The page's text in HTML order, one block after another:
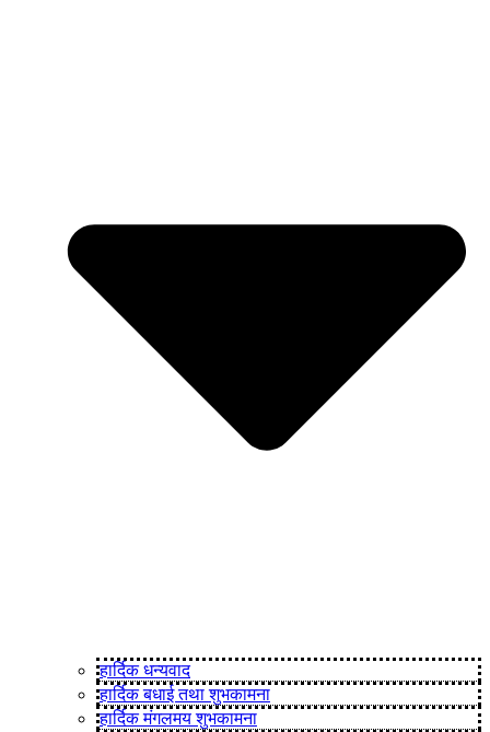
हार्दिक धन्यवाद
हार्दिक बधाई तथा शुभकामना
हार्दिक मंगलमय शुभकामना